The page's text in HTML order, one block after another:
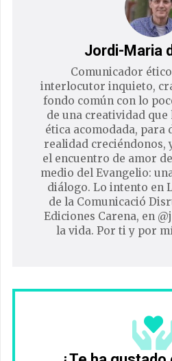
Jordi-Maria
Comunicador
interlocutor inquieto,
fondo común con lo
de una creatividad que
ética acomodada, para
realidad creciéndonos,
el encuentro de amor
medio del Evangelio:
diálogo. Lo intento en
de la Comunicació
Ediciones Carena, en
la vida. Por ti y por